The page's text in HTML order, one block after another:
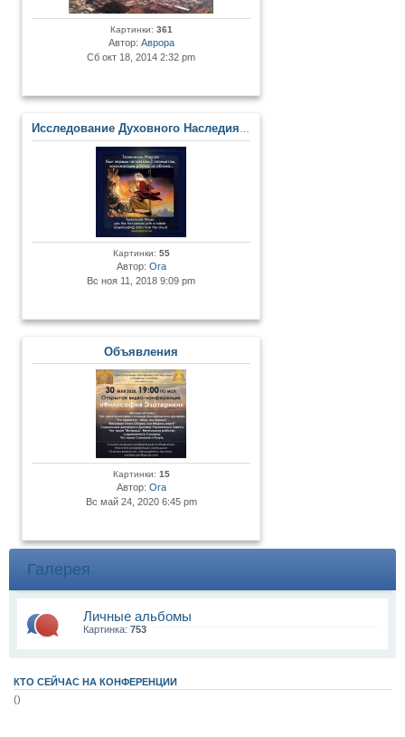
Картинки: 361
Автор: Аврора
Сб окт 18, 2014 2:32 pm
Исследование Духовного Наследия и Древних Артефактов
Картинки: 55
Автор: Ora
Вс ноя 11, 2018 9:09 pm
Объявления
Картинки: 15
Автор: Ora
Вс май 24, 2020 6:45 pm
Галерея
Личные альбомы
Картинка: 753
КТО СЕЙЧАС НА КОНФЕРЕНЦИИ
()